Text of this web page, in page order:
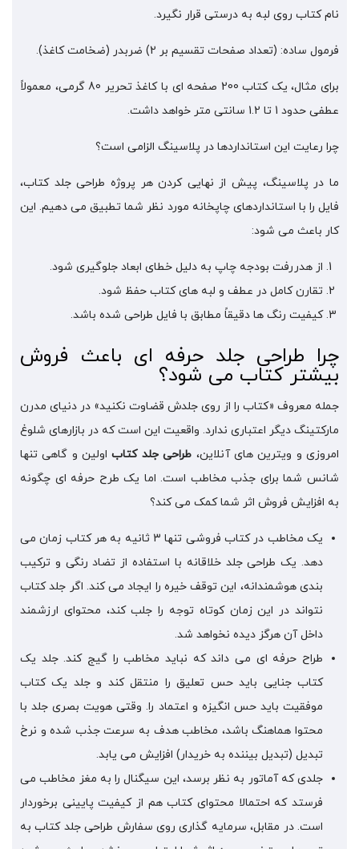
نام کتاب روی لبه به درستی قرار نگیرد.
فرمول ساده: (تعداد صفحات تقسیم بر 2) ضربدر (ضخامت کاغذ).
برای مثال، یک کتاب 200 صفحه ای با کاغذ تحریر 80 گرمی، معمولاً
عطفی حدود 1 تا 1.2 سانتی متر خواهد داشت.
چرا رعایت این استانداردها در پلاسینگ الزامی است؟
ما در پلاسینگ، پیش از نهایی کردن هر پروژه طراحی جلد کتاب،
فایل را با استانداردهای چاپخانه مورد نظر شما تطبیق می دهیم. این
کار باعث می شود:
از هدررفت بودجه چاپ به دلیل خطای ابعاد جلوگیری شود.
تقارن کامل در عطف و لبه های کتاب حفظ شود.
کیفیت رنگ ها دقیقاً مطابق با فایل طراحی شده باشد.
چرا طراحی جلد حرفه ای باعث فروش
بیشتر کتاب می شود؟
جمله معروف «کتاب را از روی جلدش قضاوت نکنید» در دنیای مدرن
مارکتینگ دیگر اعتباری ندارد. واقعیت این است که در بازارهای شلوغ
امروزی و ویترین های آنلاین، طراحی جلد کتاباولین و گاهی تنها
شانس شما برای جذب مخاطب است. اما یک طرح حرفه ای چگونه
به افزایش فروش اثر شما کمک می کند؟
یک مخاطب در کتاب فروشی تنها 3 ثانیه به هر کتاب زمان می
دهد. یک طراحی جلد خلاقانه با استفاده از تضاد رنگی و ترکیب
بندی هوشمندانه، این توقف خیره را ایجاد می کند. اگر جلد کتاب
نتواند در این زمان کوتاه توجه را جلب کند، محتوای ارزشمند
داخل آن هرگز دیده نخواهد شد.
طراح حرفه ای می داند که نباید مخاطب را گیج کند. جلد یک
کتاب جنایی باید حس تعلیق را منتقل کند و جلد یک کتاب
موفقیت باید حس انگیزه و اعتماد را. وقتی هویت بصری جلد با
محتوا هماهنگ باشد، مخاطب هدف به سرعت جذب شده و نرخ
تبدیل (تبدیل بیننده به خریدار) افزایش می یابد.
جلدی که آماتور به نظر برسد، این سیگنال را به مغز مخاطب می
فرستد که احتمالا محتوای کتاب هم از کیفیت پایینی برخوردار
است. در مقابل، سرمایه گذاری روی سفارش طراحی جلد کتاب به